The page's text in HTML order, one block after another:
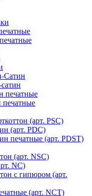
Сатин
печатные
(арт. PSC)
(арт. PDC)
печатные (арт. PDST)
(арт. NSC)
NC)
с гипюром (арт.
(арт. NCT)